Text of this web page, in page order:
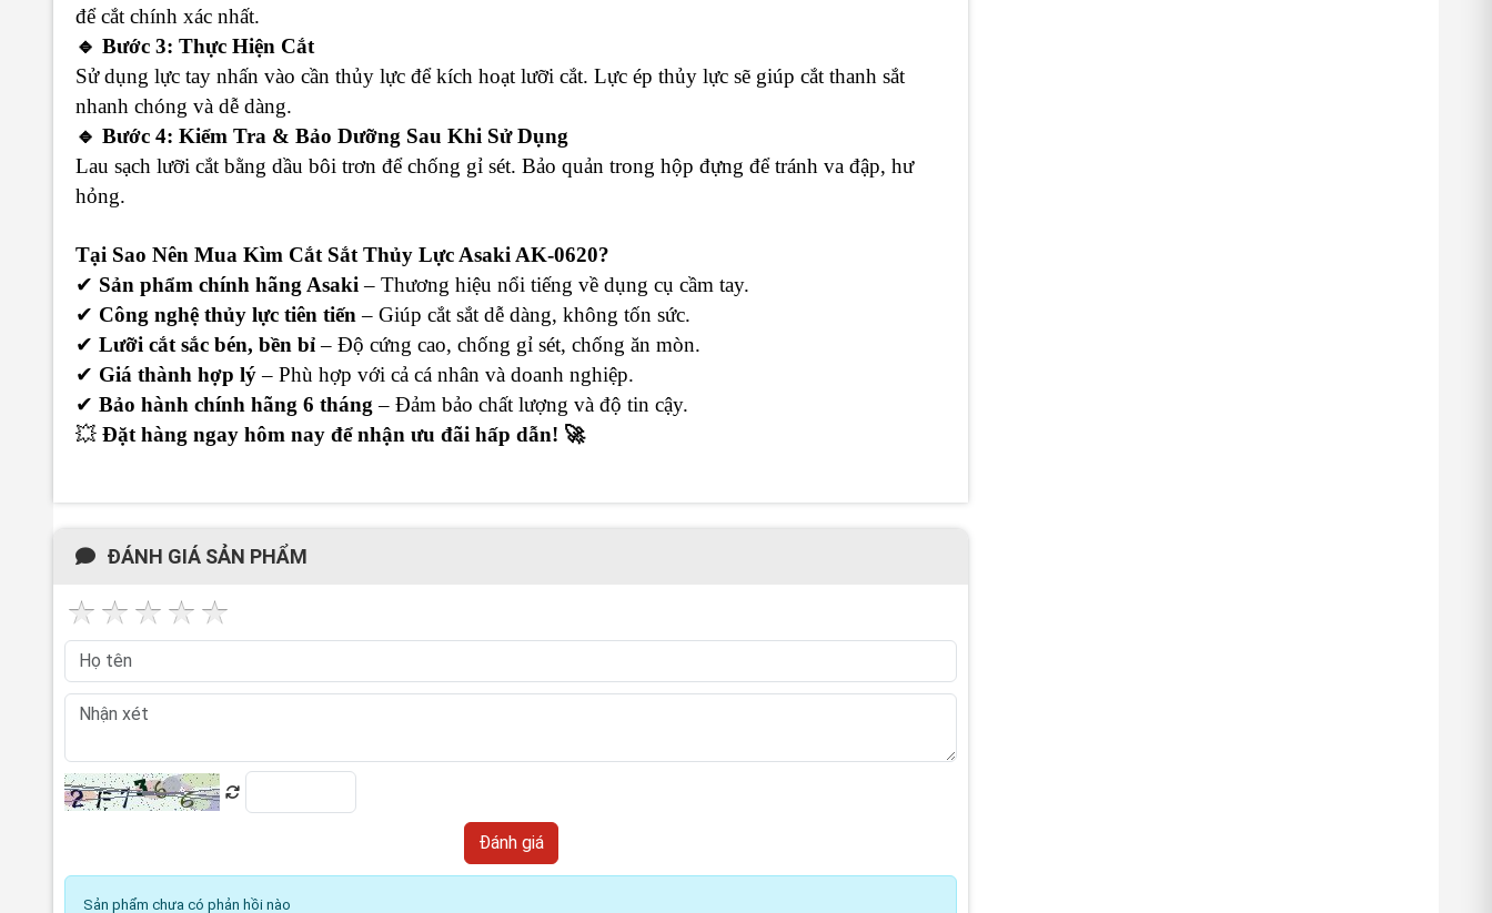
để cắt chính xác nhất.
🔹 Bước 3: Thực Hiện Cắt
Sử dụng lực tay nhấn vào cần thủy lực để kích hoạt lưỡi cắt. Lực ép thủy lực sẽ giúp cắt thanh sắt
nhanh chóng và dễ dàng.
🔹 Bước 4: Kiểm Tra & Bảo Dưỡng Sau Khi Sử Dụng
Lau sạch lưỡi cắt bằng dầu bôi trơn để chống gỉ sét. Bảo quản trong hộp đựng để tránh va đập, hư
hỏng.
Tại Sao Nên Mua Kìm Cắt Sắt Thủy Lực Asaki AK-0620?
✔ Sản phẩm chính hãng Asaki– Thương hiệu nổi tiếng về dụng cụ cầm tay.
✔ Công nghệ thủy lực tiên tiến– Giúp cắt sắt dễ dàng, không tốn sức.
✔ Lưỡi cắt sắc bén, bền bỉ– Độ cứng cao, chống gỉ sét, chống ăn mòn.
✔ Giá thành hợp lý– Phù hợp với cả cá nhân và doanh nghiệp.
✔ Bảo hành chính hãng 6 tháng– Đảm bảo chất lượng và độ tin cậy.
💥 Đặt hàng ngay hôm nay để nhận ưu đãi hấp dẫn! 🚀
ĐÁNH GIÁ SẢN PHẨM
Sản phẩm chưa có phản hồi nào